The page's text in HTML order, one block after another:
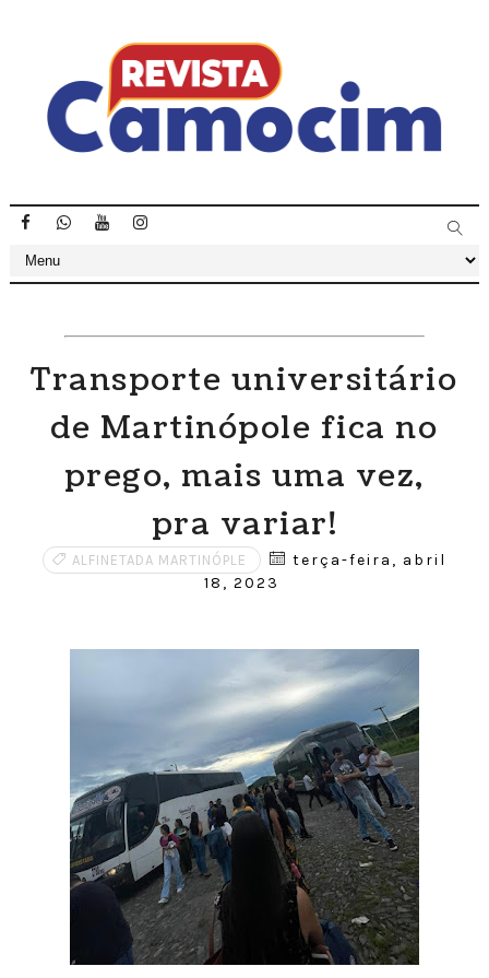
Transporte universitário
de Martinópole fica no
prego, mais uma vez,
pra variar!
ALFINETADA MARTINÓPLE
terça-feira, abril
18, 2023